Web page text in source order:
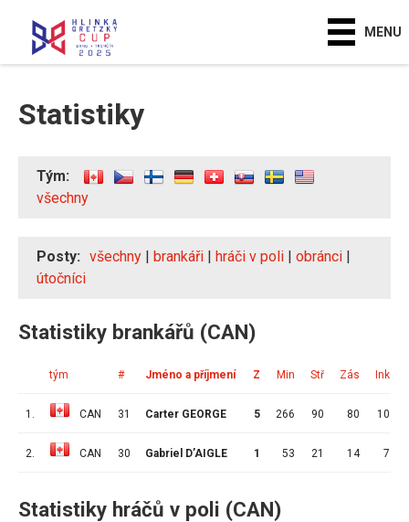
MENU
Statistiky
Tým:
všechny
Posty: všechny | brankáři | hráči v poli | obránci |
útočníci
Statistiky brankářů (CAN)
tým # Jméno a příjmení Z Min Stř Zás Ink
1. CAN 31 Carter GEORGE 5 266 90 80 10
2. CAN 30 Gabriel D’AIGLE 1 53 21 14 7
Statistiky hráčů v poli (CAN)